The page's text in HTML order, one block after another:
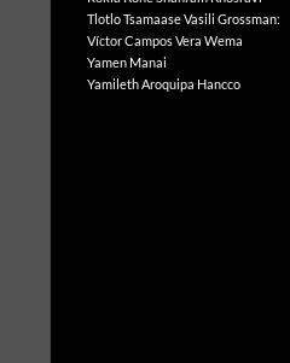
Tlotlo TsamaaseVasili Grossman:
Víctor Campos Vera Wema
Yamen Manai
Yamileth Aroquipa Hancco